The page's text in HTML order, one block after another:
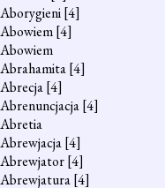
Aborygieni[4]
Abowiem[4]
Abowiem
Abrahamita[4]
Abrecja[4]
Abrenuncjacja[4]
Abretia
Abrewjacja[4]
Abrewjator[4]
Abrewjatura[4]